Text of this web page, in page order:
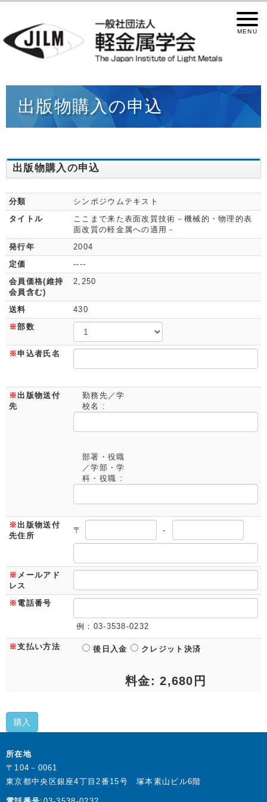
出版物購入の申込
出版物購入の申込
分類
シンポジウムテキスト
タイトル
ここまで来た表面改質技術－機械的・物理的表
面改質の軽金属への適用－
発行年
2004
定価
----
会員価格(維持
会員含む)
2,250
送料
430
※部数
※申込者氏名
※出版物送付
先
勤務先／学
校名 :
部署・役職
／学部・学
科・役職 :
※出版物送付
先住所
〒 -
※ メールアド
レス
※ 電話番号
例：03-3538-0232
※支払い方法 後日入金 クレジット決済
料金: 2,680円
購入
所在地
〒104－0061
東京都中央区銀座4丁目2番15号 塚本素山ビル6階